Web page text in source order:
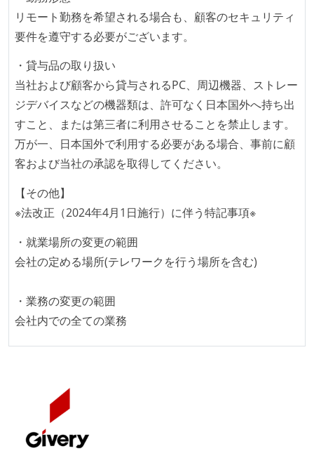
テクチャ設計の口頭試問など）
職業安定法に対応する記載事項
固定残業時間：月45時間分
【フレックスタイム制を適応している】
フレックスタイム制の所定労働時間：1日平均8時間相
当
休憩時間：1時間
休日制度：完全週休2日制（土日祝休み）
給与形態：月給制
労働契約期間：無期雇用
社会保険：各種社会保険完備（雇用・労災・健康・厚
生年金）
置）
リモート勤務を希望される場合も、顧客のセキュリティ
要件を遵守する必要がございます。
・貸与品の取り扱い
当社および顧客から貸与されるPC、周辺機器、ストレー
ジデバイスなどの機器類は、許可なく日本国外へ持ち出
すこと、または第三者に利用させることを禁止します。
万が一、日本国外で利用する必要がある場合、事前に顧
客および当社の承認を取得してください。
【その他】
※法改正（2024年4月1日施行）に伴う特記事項※
・就業場所の変更の範囲
会社の定める場所(テレワークを行う場所を含む)
・業務の変更の範囲
会社内での全ての業務